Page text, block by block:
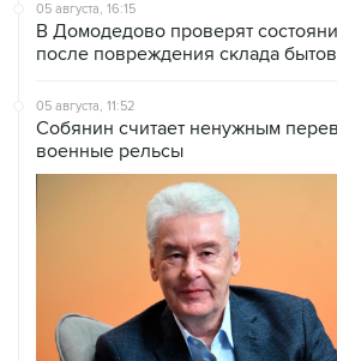
05 августа, 16:15
В Домодедово проверят
после повреждения склада
05 августа, 11:52
Собянин считает ненужным
военные рельсы